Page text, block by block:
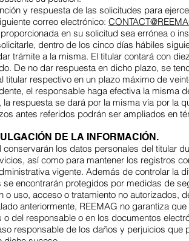
y respuesta de las solicitudes para
correo electrónico:
en su solicitud sea errónea o
dentro de los cinco días hábiles
trámite a la misma. El titular contará con
De no dar respuesta en dicho plazo, se
titular respectivo en un plazo máximo de
el responsable haga efectiva la misma
respuesta se dará por la misma vía por la
antes referidos podrán ser ampliados en
DE LA INFORMACIÓN.
conservarán los datos personales del titular
así como para mantener los registros
vigente. Además de controlar la
encontrarán protegidos por medidas de
o uso, acceso o tratamiento no autorizados,
anteriormente, REEMAG no garantiza
del responsable o en los documentos
responsable de los daños y perjuicios